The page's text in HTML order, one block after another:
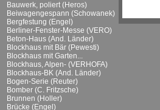
Bauwerk, poliert (Heros)
Beiwagengespann (Schowanek)
Bergfestung (Engel)
Berliner-Fenster-Messe (VERO)
Beton-Haus (And. Länder)
Blockhaus mit Bär (Pewesti)
Blockhaus mit Garten...
Blockhaus, Alpen- (VERHOFA)
Blockhaus-BK (And. Länder)
Bogen-Serie (Reuter)
Bomber (C. Fritzsche)
Brunnen (Holler)
Brücke (Engel)